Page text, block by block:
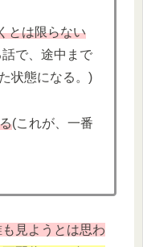
とは限らない
で、途中まで
状態になる。)
(これが、一番
見ようとは思わ